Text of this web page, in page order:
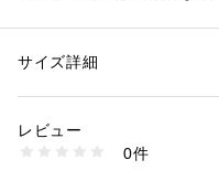
ランス良く合わせられる絶
同素材のカーディガン（
で合わせるのはもちろん
性別：レディース
素材：麻100％
洗濯：手洗い、漂白不可、タン
可、ドライ可、ウエットクリー
サイズ詳細
レビュー
0件